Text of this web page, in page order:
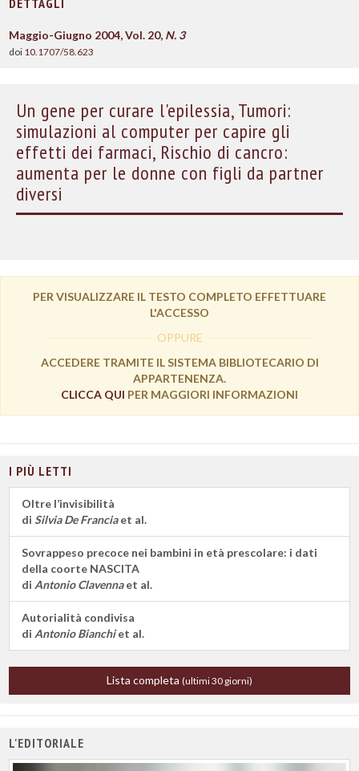
DETTAGLI
Maggio-Giugno 2004, Vol. 20, N. 3
doi 10.1707/58.623
Un gene per curare l'epilessia, Tumori:
simulazioni al computer per capire gli
effetti dei farmaci, Rischio di cancro:
aumenta per le donne con figli da partner
diversi
PER VISUALIZZARE IL TESTO COMPLETO EFFETTUARE
L'ACCESSO
OPPURE
ACCEDERE TRAMITE IL SISTEMA BIBLIOTECARIO DI
APPARTENENZA.
CLICCA QUI PER MAGGIORI INFORMAZIONI
I PIÙ LETTI
Oltre l’invisibilità
di Silvia De Franciaet al.
Sovrappeso precoce nei bambini in età prescolare: i dati
della coorte NASCITA
di Antonio Clavennaet al.
Autorialità condivisa
di Antonio Bianchiet al.
Lista completa (ultimi 30 giorni)
L'EDITORIALE